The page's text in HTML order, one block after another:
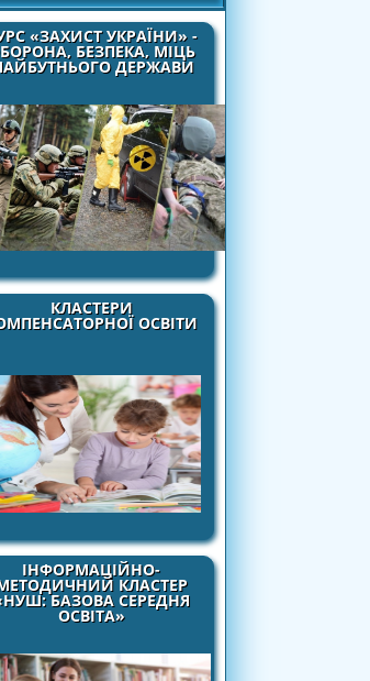
«ЗАХИСТ УКРАЇНИ» -
БЕЗПЕКА, МІЦЬ
ДЕРЖАВИ
КЛАСТЕРИ
ОСВІТИ
ІНФОРМАЦІЙНО-
КЛАСТЕР
БАЗОВА СЕРЕДНЯ
ОСВІТА»